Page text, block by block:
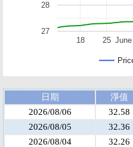
18 25
27
28
日期
淨值
2026/08/06
32.58
2026/08/05
32.36
2026/08/04
32.26